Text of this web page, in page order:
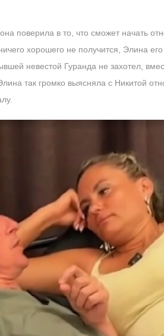
поверила в то, что сможет начать
хорошего не получится, Элина
невестой Гуранда не захотел,
так громко выясняла с Никитой